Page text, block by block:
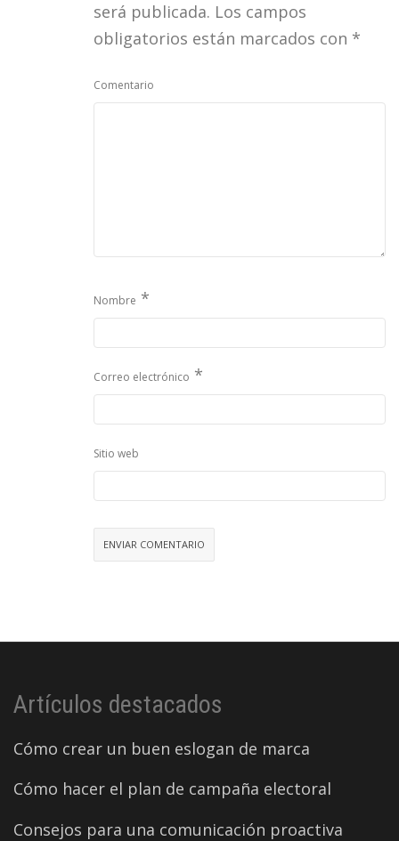
será publicada. Los campos
obligatorios están marcados con *
Comentario
Nombre *
Correo electrónico *
Sitio web
Artículos destacados
Cómo crear un buen eslogan de marca
Cómo hacer el plan de campaña electoral
Consejos para una comunicación proactiva